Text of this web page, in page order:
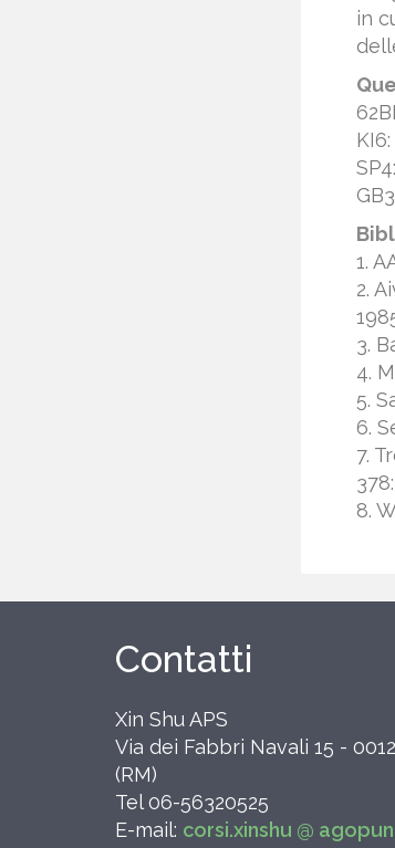
in
1.
2.
3.
4.
5.
6.
7.
8.
Contatti
Xin Shu APS
Via dei Fabbri Navali 15 -
(RM)
Tel 06-56320525
E-mail: corsi.xinshu @